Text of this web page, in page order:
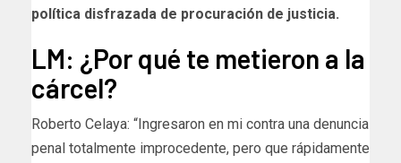
política disfrazada de procuración de justicia.
LM: ¿Por qué te metieron a la
cárcel?
Roberto Celaya: “Ingresaron en mi contra una denuncia
penal totalmente improcedente, pero que rápidamente